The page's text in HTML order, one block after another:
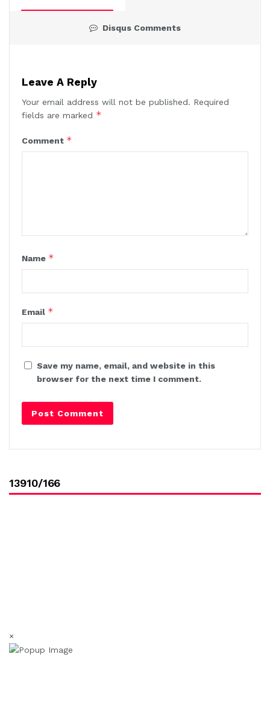
Disqus Comments
Leave A Reply
Your email address will not be published. Required
fields are marked *
Comment *
Name *
Email *
Save my name, email, and website in this
browser for the next time I comment.
13910/166
×